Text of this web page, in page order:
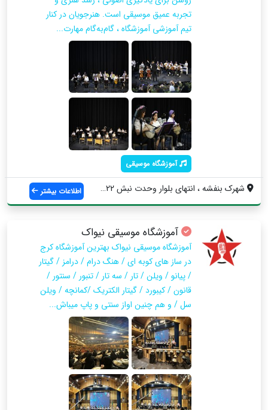
تجربه عمیق موسیقی است. هنرجویان در کنار
تیم آموزشی آموزشگاه ، گام‌به‌گام مهارت‌...
آموزشگاه موسیقی
شهرک بنفشه ، انتهای بلوار وحدت نبش 22بهم... اطلاعات بیشتر
آموزشگاه موسیقی نیواک
آموزشگاه موسیقی نیواک بهترین آموزشگاه کرج
در ساز های کوبه ای / هنگ درام / درامز / گیتار
/ پیانو / ویلن / تار / سه تار / تنبور / سنتور /
قانون / کیبورد / گیتار الکتریک /کمانچه / ویلن
سل / و هم چنین اواز سنتی و پاپ میباش...